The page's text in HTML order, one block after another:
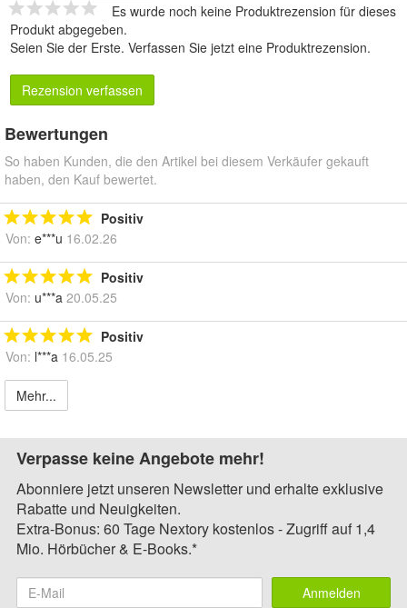
Es wurde noch keine Produktrezension für dieses
Produkt abgegeben.
Seien Sie der Erste. Verfassen Sie jetzt eine Produktrezension.
Rezension verfassen
Bewertungen
So haben Kunden, die den Artikel bei diesem Verkäufer gekauft
haben, den Kauf bewertet.
Positiv
Von: e***u 16.02.26
Positiv
Von: u***a 20.05.25
Positiv
Von: l***a 16.05.25
Mehr...
Verpasse keine Angebote mehr!
Abonniere jetzt unseren Newsletter und erhalte exklusive
Rabatte und Neuigkeiten.
Extra-Bonus: 60 Tage Nextory kostenlos - Zugriff auf 1,4
Mio. Hörbücher & E-Books.*
Anmelden